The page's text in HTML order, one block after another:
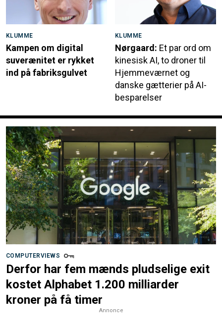
KLUMME
Kampen om digital
suverænitet er rykket
ind på fabriksgulvet
KLUMME
Nørgaard: Et par ord om
kinesisk AI, to droner til
Hjemmeværnet og
danske gætterier på AI-
besparelser
COMPUTERVIEWS
Derfor har fem mænds pludselige exit
kostet Alphabet 1.200 milliarder
kroner på få timer
Annonce